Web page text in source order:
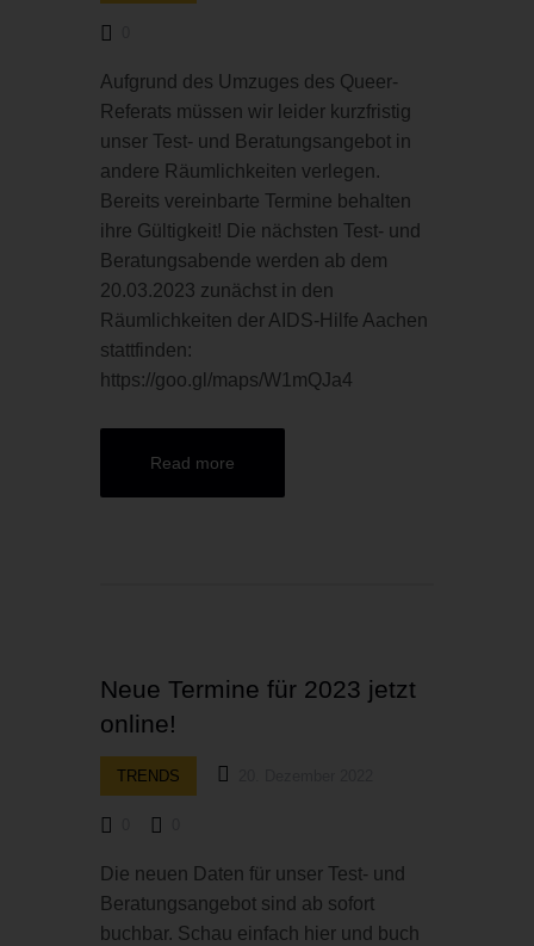
Aufgrund des Umzuges des Queer-
Referats müssen wir leider kurzfristig
unser Test- und Beratungsangebot in
andere Räumlichkeiten verlegen.
Bereits vereinbarte Termine behalten
ihre Gültigkeit! Die nächsten Test- und
Beratungsabende werden ab dem
20.03.2023 zunächst in den
Räumlichkeiten der AIDS-Hilfe Aachen
stattfinden:
https://goo.gl/maps/W1mQJa4
Read more
Neue Termine für 2023 jetzt
online!
TRENDS
Die neuen Daten für unser Test- und
Beratungsangebot sind ab sofort
buchbar. Schau einfach hier und buch